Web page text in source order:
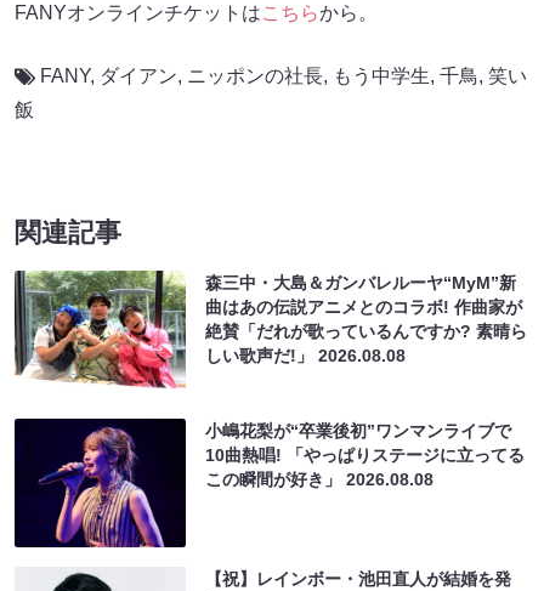
FANYオンラインチケットはこちらから。
FANY, ダイアン, ニッポンの社長, もう中学生, 千鳥, 笑い
飯
関連記事
森三中・大島＆ガンバレルーヤ“MyM”新
曲はあの伝説アニメとのコラボ! 作曲家が
絶賛「だれが歌っているんですか? 素晴ら
しい歌声だ!」2026.08.08
小嶋花梨が“卒業後初”ワンマンライブで
10曲熱唱! 「やっぱりステージに立ってる
この瞬間が好き」2026.08.08
【祝】レインボー・池田直人が結婚を発